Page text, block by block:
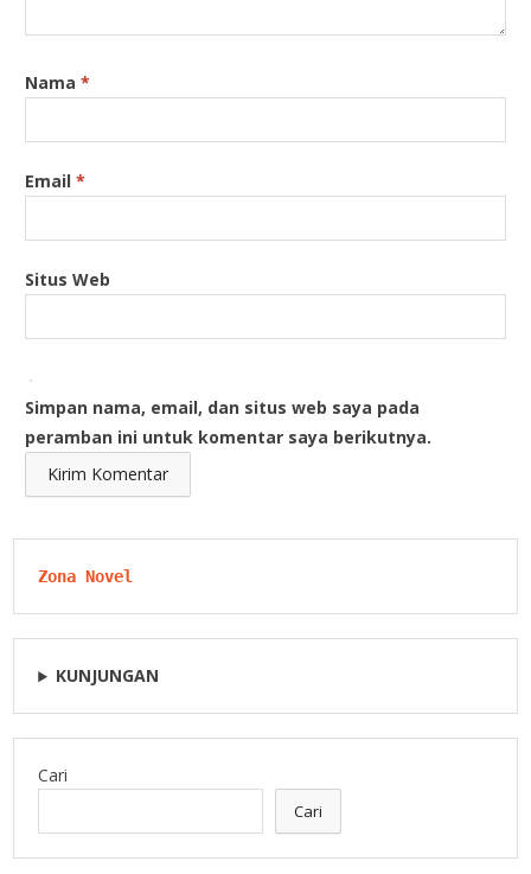
Nama*
Email*
Situs Web
Simpan nama, email, dan situs web saya pada
peramban ini untuk komentar saya berikutnya.
Zona Novel
KUNJUNGAN
Cari
Cari